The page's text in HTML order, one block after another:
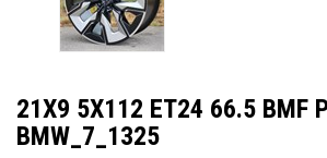
21X9 5X112 ET24 66.5 BMF
BMW_7_1325